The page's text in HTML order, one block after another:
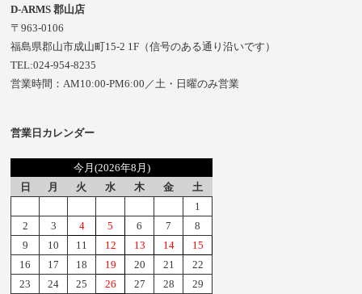
D-ARMS 郡山店
〒963-0106
福島県郡山市成山町15-2 1F（信号のある通り沿いです）
TEL:024-954-8235
営業時間：AM10:00-PM6:00／土・日曜のみ営業
営業日カレンダー
今月(2026年8月)
日
月 火 水 木 金
土
1
2
3 4 5 6 7
8
9
10 11 12 13 14
15
16
17 18 19 20 21
22
23
24 25 26 27 28
29